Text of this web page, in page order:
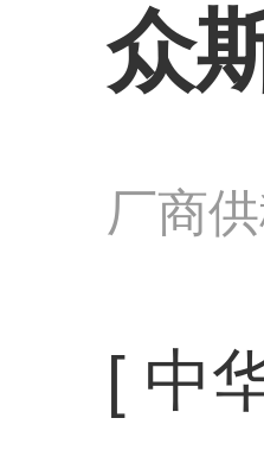
众
厂商
[ 中